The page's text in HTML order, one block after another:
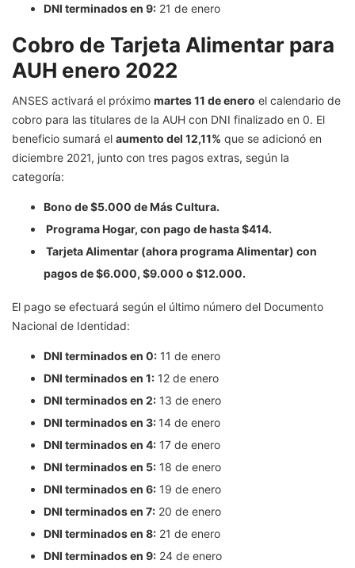
DNI terminados en 9: 21 de enero
Cobro de Tarjeta Alimentar para
AUH enero 2022
ANSES activará el próximo martes 11 de enero el calendario de
cobro para las titulares de la AUH con DNI finalizado en 0. El
beneficio sumará el aumento del 12,11% que se adicionó en
diciembre 2021, junto con tres pagos extras, según la
categoría:
Bono de $5.000 de Más Cultura.
Programa Hogar, con pago de hasta $414.
Tarjeta Alimentar (ahora programa Alimentar) con
pagos de $6.000, $9.000 o $12.000.
El pago se efectuará según el último número del Documento
Nacional de Identidad:
DNI terminados en 0: 11 de enero
DNI terminados en 1: 12 de enero
DNI terminados en 2: 13 de enero
DNI terminados en 3: 14 de enero
DNI terminados en 4: 17 de enero
DNI terminados en 5: 18 de enero
DNI terminados en 6: 19 de enero
DNI terminados en 7: 20 de enero
DNI terminados en 8: 21 de enero
DNI terminados en 9: 24 de enero